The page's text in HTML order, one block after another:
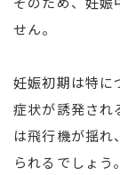
せん。
妊娠初期は特に
症状が誘発され
は飛行機が揺
られるでしょう。